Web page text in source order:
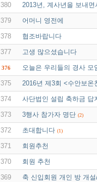
380 2013년, 계사년을 보내면
379 어머니 영전에
378 협조바랍니다
377 고생 많으셨습니다
376 오늘은 우리들의 경사 모
375 2016년 제3회 <수안보온
374 사단법인 설립 축하금 답
373 3행사 참가자 명단 (2)
372 초대합니다 (1)
371 회원추천
370 회원 추천
369 축 신입회원 개인 방 개